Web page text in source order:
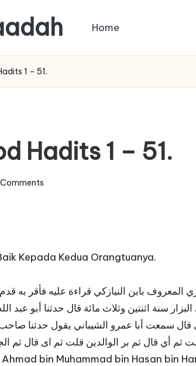
Home
1 – 51.
Hadits 1 – 51.
Kepada Kedua Orangtuanya.
بابن النيازكي قراءة عليه فأقر به
سنة اثنتين وثلاث مائة قال حدثنا أبو عبد
قال سمعت أبا عمرو الشيباني يقول حدثنا
أي قال ثم بر الوالدين قلت ثم اى قال ثم
bin Muhammad bin Hasan bin